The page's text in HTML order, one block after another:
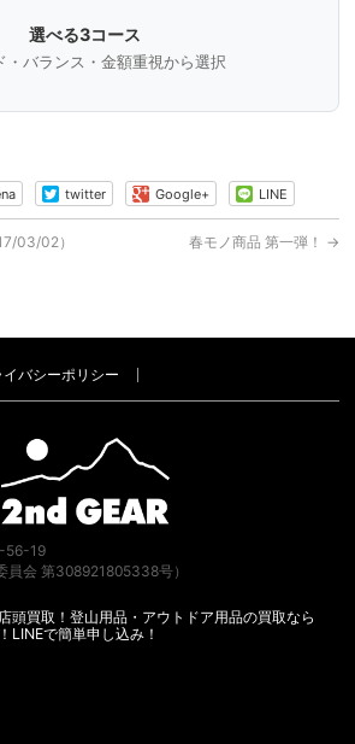
選べる3コース
・バランス・金額重視から選択
twitter Google+ LINE
03/02） 春モノ商品 第一弾！ →
イバシーポリシー
56-19
員会 第308921805338号）
頭買取！登山用品・アウトドア用品の買取なら
LINEで簡単申し込み！